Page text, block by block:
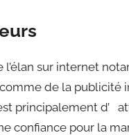
sur internet
de la publicité
principalement d’
confiance pour la